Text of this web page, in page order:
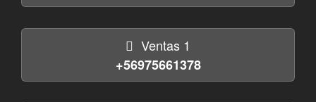
Ventas 1
+56975661378